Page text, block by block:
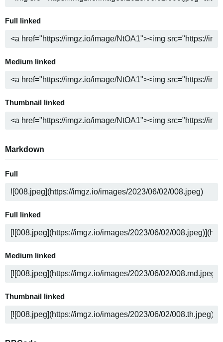
Full linked
Medium linked
Thumbnail linked
Markdown
Full
Full linked
Medium linked
Thumbnail linked